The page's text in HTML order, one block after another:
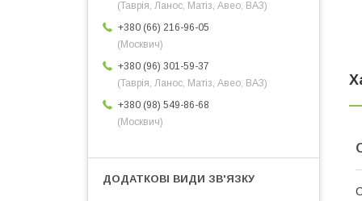
(Таврія, Ланос, Матіз, Авео, ВАЗ)
+380 (66) 216-96-05
(Москвич)
+380 (96) 301-59-37
(Таврія, Ланос, Матіз, Авео, ВАЗ)
+380 (98) 549-86-68
(Москвич)